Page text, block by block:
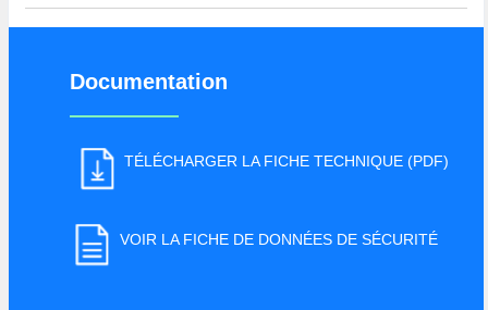
Documentation
TÉLÉCHARGER LA FICHE TECHNIQUE (PDF)
VOIR LA FICHE DE DONNÉES DE SÉCURITÉ